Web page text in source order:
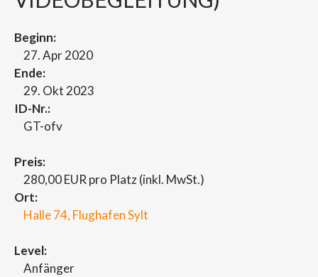
Beginn:
27. Apr 2020
Ende:
29. Okt 2023
ID-Nr.:
GT-ofv
Preis:
280,00 EUR pro Platz (inkl. MwSt.)
Ort:
Halle 74, Flughafen Sylt
Level:
Anfänger